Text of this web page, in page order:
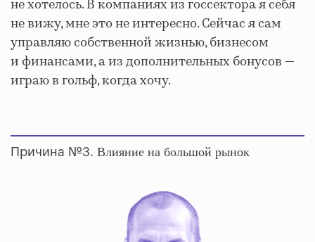
не хотелось. В компаниях из госсектора я себя
не вижу, мне это не интересно. Сейчас я сам
управляю собственной жизнью, бизнесом
и финансами, а из дополнительных бонусов —
играю в гольф, когда хочу.
Причина №3. Влияние на большой рынок